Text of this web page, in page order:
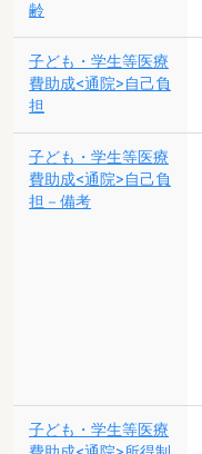
齢
子ども・学生等医療
費助成<通院>自己負
担
子ども・学生等医療
費助成<通院>自己負
担－備考
子ども・学生等医療